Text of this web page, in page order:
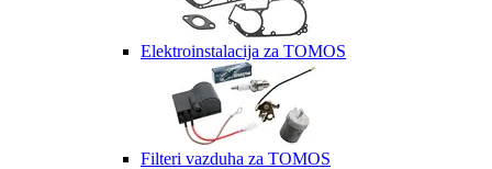
Elektroinstalacija za TOMOS
Filteri vazduha za TOMOS